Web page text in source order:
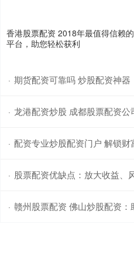
香港股票配资 2018年最值得信赖
平台，助您轻松获利
· 期货配资可靠吗 炒股配资神
· 龙港配资炒股 成都股票配资
· 配资专业炒股配资门户 解锁财富密
· 股票配资优缺点：放大收益、
· 赣州股票配资 佛山炒股配资